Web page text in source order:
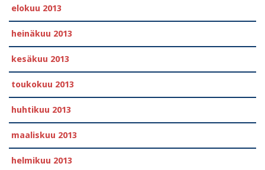
elokuu 2013
heinäkuu 2013
kesäkuu 2013
toukokuu 2013
huhtikuu 2013
maaliskuu 2013
helmikuu 2013